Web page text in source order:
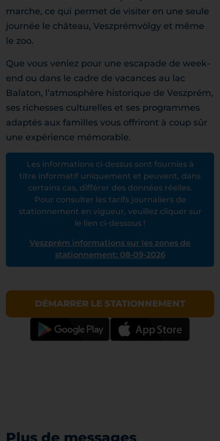
marche, ce qui permet de visiter en une seule
journée le château, Veszprémvölgy et même
le zoo.
Que vous veniez pour une escapade de week-
end ou dans le cadre de vacances au lac
Balaton, l’atmosphère historique de Veszprém,
ses richesses culturelles et ses programmes
adaptés aux familles vous offriront à coup sûr
une expérience mémorable.
Les informations ci-dessus sont fournies à
titre informatif uniquement et peuvent, dans
certains cas, différer des données réelles.
Pour consulter les tarifs journaliers de
stationnement en vigueur, veuillez cliquer sur
le lien ci-dessous !
Veszprém informations sur les zones de
stationnement: 08-09-2026
DÉMARRER LE STATIONNEMENT
Plus de messages